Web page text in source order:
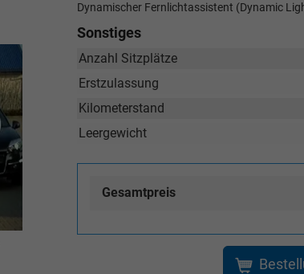
Dynamischer Fernlichtassistent (Dynamic
Sonstiges
Anzahl Sitzplätze
Erstzulassung
Kilometerstand
Leergewicht
Gesamtpreis